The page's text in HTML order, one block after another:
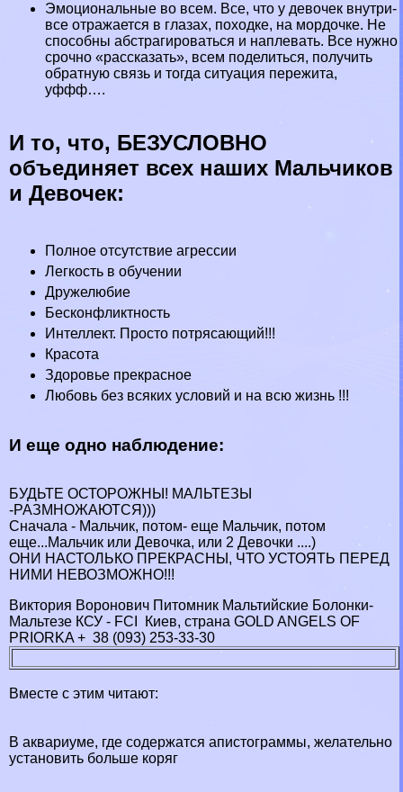
Эмоциональные во всем. Все, что у девочек внутри-
все отражается в глазах, походке, на мордочке. Не
способны абстрагироваться и наплевать. Все нужно
срочно «рассказать», всем поделиться, получить
обратную связь и тогда ситуация пережита,
уффф….
И то, что, БЕЗУСЛОВНО
объединяет всех наших Мальчиков
и Девочек:
Полное отсутствие агрессии
Легкость в обучении
Дружелюбие
Бесконфликтность
Интеллект. Просто потрясающий!!!
Красота
Здоровье прекрасное
Любовь без всяких условий и на всю жизнь !!!
И еще одно наблюдение:
БУДЬТЕ ОСТОРОЖНЫ! МАЛЬТЕЗЫ
-РАЗМНОЖАЮТСЯ)))
Сначала - Мальчик, потом- еще Мальчик, потом
еще...Мальчик или Дeвoчка, или 2 Дeвoчки ....)
ОНИ НАСТОЛЬКО ПРЕКРАСНЫ, ЧТО УСТОЯТЬ ПЕРЕД
НИМИ НЕВОЗМОЖНО!!!
Виктория Воронович Питомник Мальтийские Болонки-
Мальтезе КСУ - FCI Киев, страна GOLD ANGELS OF
PRIORKA + 38 (093) 253-33-30
Вместе с этим читают:
В аквариуме, где содержатся апистограммы, желательно
установить больше коряг